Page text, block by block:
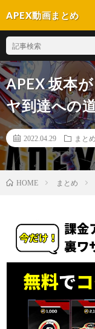
APEX動画まとめ
APEX 坂本
ヤ到達への
2022.04.29 まとめ
HOME まとめ